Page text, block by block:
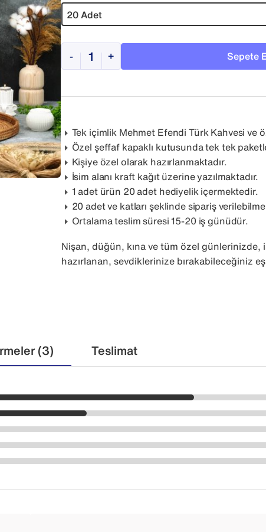
- + Sepete
Tek içimlik Mehmet Efendi Türk Kahvesi ve
Özel şeffaf kapaklı kutusunda tek tek
Kişiye özel olarak hazırlanmaktadır.
İsim alanı kraft kağıt üzerine yazılmaktadır.
1 adet ürün 20 adet hediyelik içermektedir.
20 adet ve katları şeklinde sipariş
Ortalama teslim süresi 15-20 iş günüdür.
Nişan, düğün, kına ve tüm özel günlerinizde,
hazırlanan, sevdiklerinize bırakabileceğiniz
(3) Teslimat